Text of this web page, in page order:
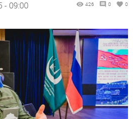
- 09:00 426 0 0